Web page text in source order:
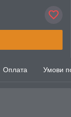
Оплата Умови